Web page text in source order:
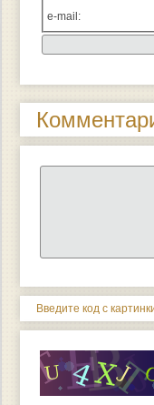
e-mail:
Введите код с